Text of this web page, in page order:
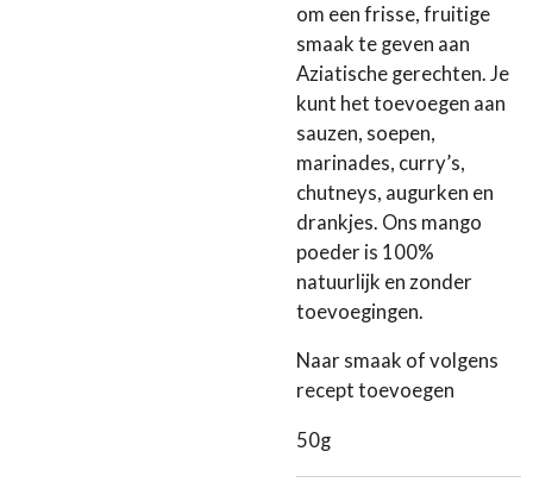
om een frisse, fruitige
smaak te geven aan
Aziatische gerechten. Je
kunt het toevoegen aan
sauzen, soepen,
marinades, curry’s,
chutneys, augurken en
drankjes. Ons mango
poeder is 100%
natuurlijk en zonder
toevoegingen.
Naar smaak of volgens
recept toevoegen
50g